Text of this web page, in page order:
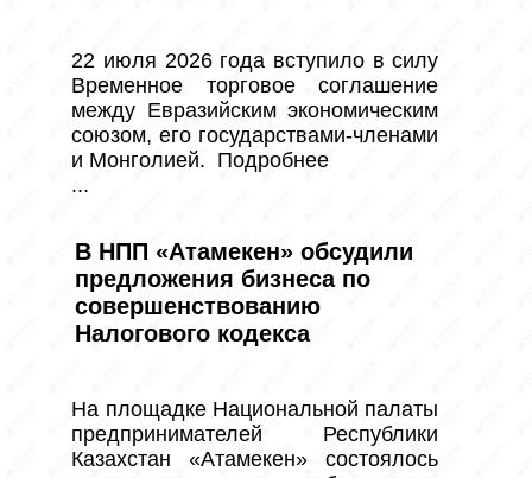
22 июля 2026 года вступило в силу
Временное торговое соглашение
между Евразийским экономическим
союзом, его государствами-членами
и Монголией.  Подробнее
...
В НПП «Атамекен» обсудили
предложения бизнеса по
совершенствованию
Налогового кодекса
На площадке Национальной палаты
предпринимателей Республики
Казахстан «Атамекен» состоялось